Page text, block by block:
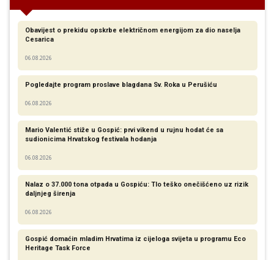
Obavijest o prekidu opskrbe električnom energijom za dio naselja
Cesarica
06.08.2026
Pogledajte program proslave blagdana Sv. Roka u Perušiću
06.08.2026
Mario Valentić stiže u Gospić: prvi vikend u rujnu hodat će sa
sudionicima Hrvatskog festivala hodanja
06.08.2026
Nalaz o 37.000 tona otpada u Gospiću: Tlo teško onečišćeno uz rizik
daljnjeg širenja
06.08.2026
Gospić domaćin mladim Hrvatima iz cijeloga svijeta u programu Eco
Heritage Task Force